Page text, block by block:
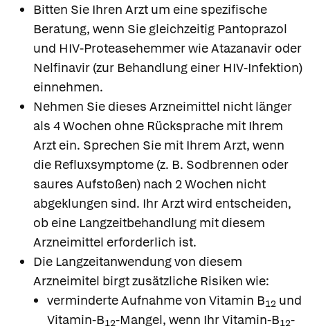
Bitten Sie Ihren Arzt um eine spezifische
Beratung, wenn Sie gleichzeitig Pantoprazol
und HIV-Proteasehemmer wie Atazanavir oder
Nelfinavir (zur Behandlung einer HIV-Infektion)
einnehmen.
Nehmen Sie dieses Arzneimittel nicht länger
als 4 Wochen ohne Rücksprache mit Ihrem
Arzt ein. Sprechen Sie mit Ihrem Arzt, wenn
die Refluxsymptome (z. B. Sodbrennen oder
saures Aufstoßen) nach 2 Wochen nicht
abgeklungen sind. Ihr Arzt wird entscheiden,
ob eine Langzeitbehandlung mit diesem
Arzneimittel erforderlich ist.
Die Langzeitanwendung von diesem
Arzneimitel birgt zusätzliche Risiken wie:
verminderte Aufnahme von Vitamin B12 und
Vitamin-B12-Mangel, wenn Ihr Vitamin-B12-